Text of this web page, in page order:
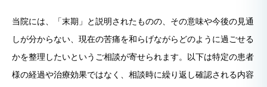
当院には、「末期」と説明されたものの、その意味や今後の見通
しが分からない、現在の苦痛を和らげながらどのように過ごせる
かを整理したいというご相談が寄せられます。以下は特定の患者
様の経過や治療効果ではなく、相談時に繰り返し確認される内容